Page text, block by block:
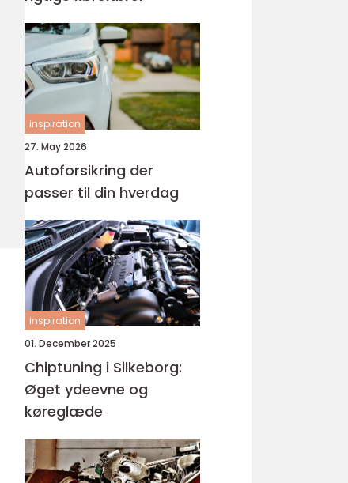
inspiration
27. May 2026
Autoforsikring der
passer til din hverdag
inspiration
01. December 2025
Chiptuning i Silkeborg:
Øget ydeevne og
køreglæde